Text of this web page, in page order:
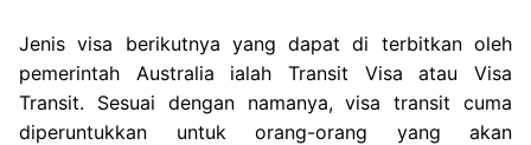
Jenis visa berikutnya yang dapat di terbitkan oleh
pemerintah Australia ialah Transit Visa atau Visa
Transit. Sesuai dengan namanya, visa transit cuma
diperuntukkan untuk orang-orang yang akan